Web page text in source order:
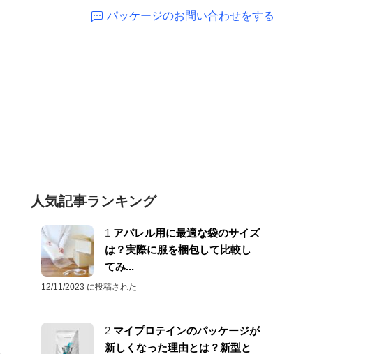
パッケージのお問い合わせをする
人気記事ランキング
1 アパレル用に最適な袋のサイズ
は？実際に服を梱包して比較し
てみ...
12/11/2023 に投稿された
2 マイプロテインのパッケージが
新しくなった理由とは？新型と